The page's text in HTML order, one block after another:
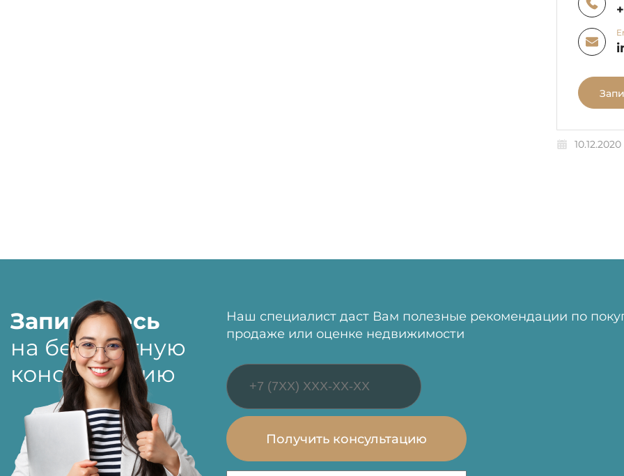
10.12.2020
Запишитесь
на бесплатную
консультацию
Наш специалист даст Вам полезные рекомендации по
продаже или оценке недвижимости